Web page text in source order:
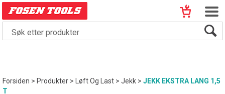
Forsiden>Produkter> Løft Og Last>Jekk>JEKK EKSTRA LANG 1,5
T